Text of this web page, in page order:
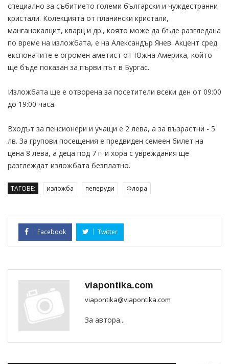
специално за събитието големи български и чуждестранни
кристали. Колекцията от планински кристали,
манганокалцит, кварц и др., която може да бъде разгледана
по време на изложбата, е на Александър Янев. Акцент сред
експонатите е огромен аметист от Южна Америка, който
ще бъде показан за първи път в Бургас.
Изложбата ще е отворена за посетители всеки ден от 09:00
до 19:00 часа.
Входът за пенсионери и учащи е 2 лева, а за възрастни - 5
лв. За групови посещения е предвиден семеен билет на
цена 8 лева, а деца под 7 г. и хора с увреждания ще
разглеждат изложбата безплатно.
ТАГОВЕ: изложба пеперуди Флора
Facebook Twitter
viapontika.com
viapontika@viapontika.com
За автора...